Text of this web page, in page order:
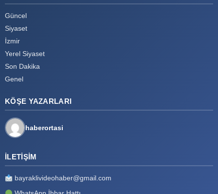
Güncel
Siyaset
İzmir
Yerel Siyaset
Son Dakika
Genel
KÖŞE YAZARLARI
haberortasi
İLETIŞIM
bayraklivideohaber@gmail.com